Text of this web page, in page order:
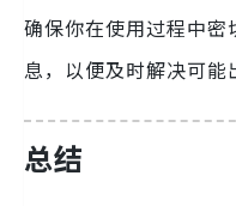
确保你在使用过程中
息，以便及时解决可能
总结